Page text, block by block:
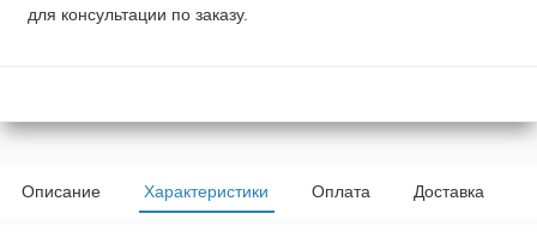
для консультации по заказу.
Описание Характеристики Оплата Доставка